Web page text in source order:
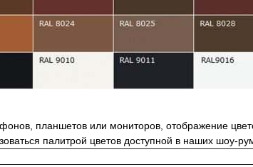
планшетов или мониторов, отображение
палитрой цветов доступной в наших шоу-